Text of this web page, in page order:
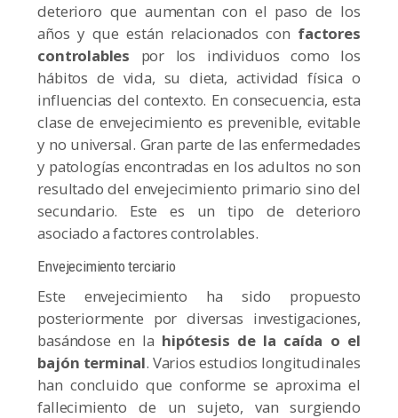
deterioro que aumentan con el paso de los
años y que están relacionados con factores
controlables por los individuos como los
hábitos de vida, su dieta, actividad física o
influencias del contexto. En consecuencia, esta
clase de envejecimiento es prevenible, evitable
y no universal. Gran parte de las enfermedades
y patologías encontradas en los adultos no son
resultado del envejecimiento primario sino del
secundario. Este es un tipo de deterioro
asociado a factores controlables.
Envejecimiento terciario
Este envejecimiento ha sido propuesto
posteriormente por diversas investigaciones,
basándose en la hipótesis de la caída o el
bajón terminal. Varios estudios longitudinales
han concluido que conforme se aproxima el
fallecimiento de un sujeto, van surgiendo